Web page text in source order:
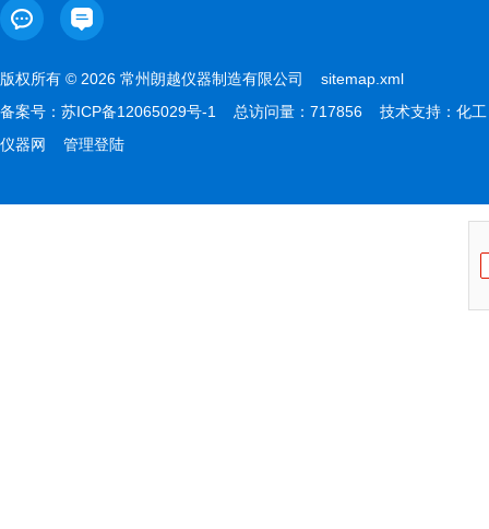
版权所有 © 2026 常州朗越仪器制造有限公司 sitemap.xml
备案号： 苏ICP备12065029号-1 总访问量：717856 技术支持： 化工
仪器网
管理登陆